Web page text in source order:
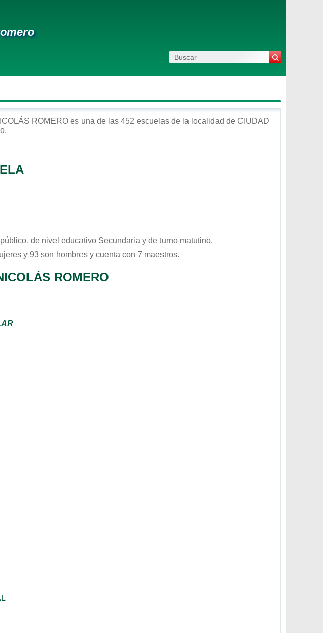
ROMERO es una de las 452 escuelas de la localidad de CIUDAD
.
público, de nivel educativo Secundaria y de turno matutino.
y 93 son hombres y cuenta con 7 maestros.
ROMERO